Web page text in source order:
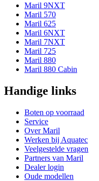
Maril 9NXT
Maril 570
Maril 625
Maril 6NXT
Maril 7NXT
Maril 725
Maril 880
Maril 880 Cabin
Handige links
Boten op voorraad
Service
Over Maril
Werken bij Aquatec
Veelgestelde vragen
Partners van Maril
Dealer login
Oude modellen